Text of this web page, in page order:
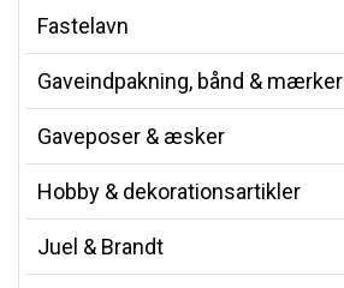
Fastelavn
Gaveindpakning, bånd & mærker
Gaveposer & æsker
Hobby & dekorationsartikler
Juel & Brandt